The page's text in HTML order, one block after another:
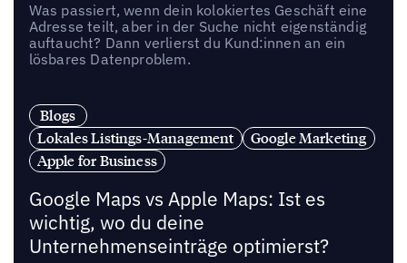
Was passiert, wenn dein kolokiertes Geschäft eine
Adresse teilt, aber in der Suche nicht eigenständig
auftaucht? Dann verlierst du Kund:innen an ein
lösbares Datenproblem.
Blogs
Lokales Listings-Management
Google Marketing
Apple for Business
Google Maps vs Apple Maps: Ist es
wichtig, wo du deine
Unternehmenseinträge optimierst?